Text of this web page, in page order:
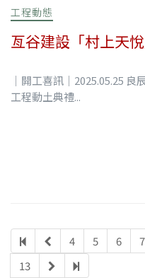
工程動態
亙谷建設「村上天
｜開工喜訊｜2025.05.25
工程動土典禮...
4 5 6 7
13